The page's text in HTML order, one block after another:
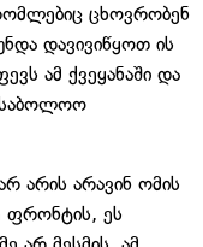
ცხოვრობენ
დავივიწყოთ ის
ამ ქვეყანაში და
საბოლოო
არის არავინ ომის
ფრონტის, ეს